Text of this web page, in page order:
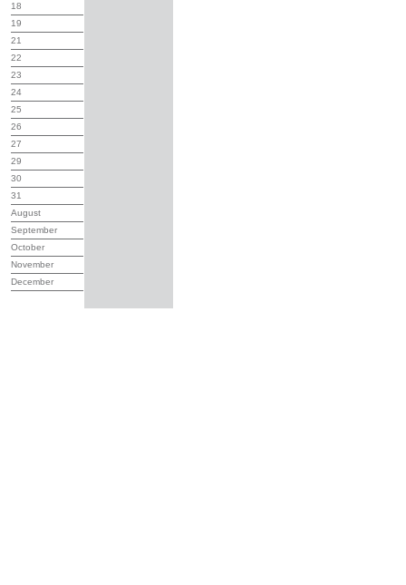
18
19
21
22
23
24
25
26
27
29
30
31
August
September
October
November
December